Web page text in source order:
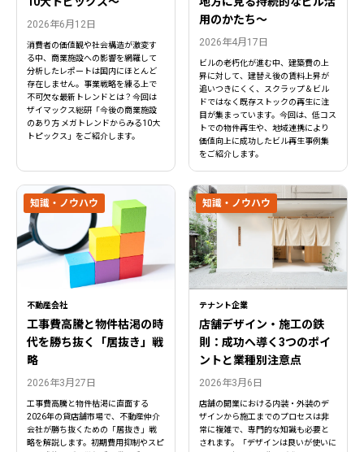
2026年6月12日
消費者の価値観や社会構造が激変す
る中、商業施設への影響を網羅して
分析したレポートは国内にほとんど
存在しません。事業戦略を練る上で
不可欠な最新トレンドとは？今回は
ザイマックス総研「今後の商業施設
のあり方 メガトレンドからみる10大
トピックス」をご紹介します。
用のかたち～
2026年4月17日
ビルの老朽化が進む中、建築費の上
昇に対して、建替え後の賃料上昇が
追いつきにくく、スクラップ＆ビル
ドではなく既存ストックの再生に注
目が集まっています。今回は、低コス
トでの物件再生や、地域連携により
価値向上に成功したビル再生事例集
をご紹介します。
不動産会社
工事費高騰と物件枯渇の時
代を勝ち抜く「居抜き」戦
略
2026年3月27日
工事費高騰と物件枯渇に直面する
2026年の貸店舗市場で、不動産仲介
会社が勝ち抜くための「居抜き」戦
略を解説します。初期費用抑制やスピ
知識・ノウハウ
テナント企業
店舗デザイン・施工の鉄
則：成功へ導く3つのポイ
ントと業種別注意点
2026年3月6日
店舗の開業における内装・外装のデ
ザインから施工までのプロセスは非
常に複雑で、専門的な知識も必要と
されます。「デザインは良いが使いに
知識・ノウハウ